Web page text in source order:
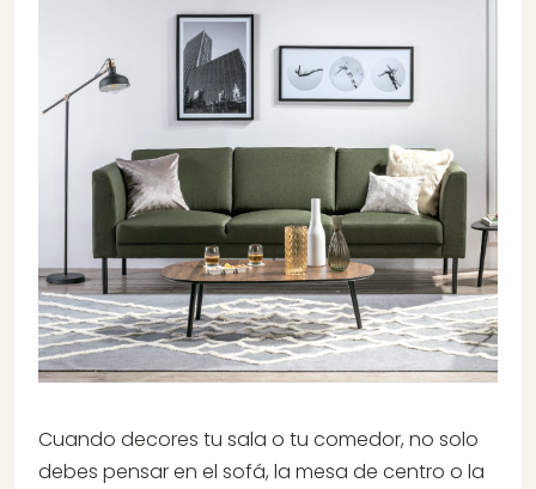
Cuando decores tu sala o tu comedor, no solo
debes pensar en el sofá, la mesa de centro o la